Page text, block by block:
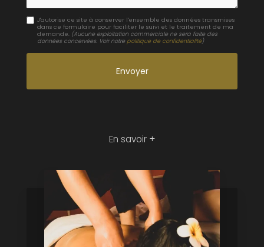
J'autorise ce site à conserver l'ensemble des données transmises
dans ce formulaire pour faciliter le suivi et le traitement de ma
demande. (Aucune exploitation commerciale ne sera faite des
données concervées. Voir notre politique de confidentialité)
En savoir +